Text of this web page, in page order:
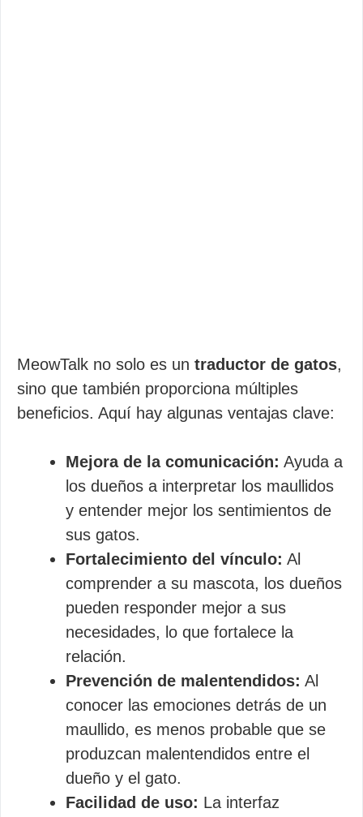
MeowTalk no solo es un traductor de gatos,
sino que también proporciona múltiples
beneficios. Aquí hay algunas ventajas clave:
Mejora de la comunicación: Ayuda a
los dueños a interpretar los maullidos
y entender mejor los sentimientos de
sus gatos.
Fortalecimiento del vínculo: Al
comprender a su mascota, los dueños
pueden responder mejor a sus
necesidades, lo que fortalece la
relación.
Prevención de malentendidos: Al
conocer las emociones detrás de un
maullido, es menos probable que se
produzcan malentendidos entre el
dueño y el gato.
Facilidad de uso: La interfaz